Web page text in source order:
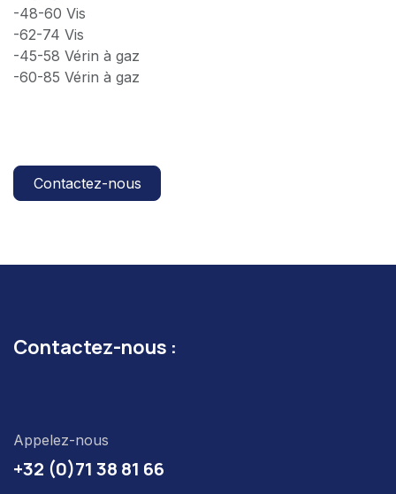
-48-60 Vis
-62-74 Vis
-45-58 Vérin à gaz
-60-85 Vérin à gaz
Contactez-nous
Contactez-nous :
Appelez-nous
+32 (0)71 38 81 66